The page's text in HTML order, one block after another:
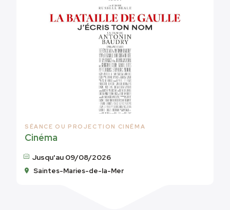
SÉANCE OU PROJECTION CINÉMA
Cinéma
Jusqu'au 09/08/2026
Saintes-Maries-de-la-Mer